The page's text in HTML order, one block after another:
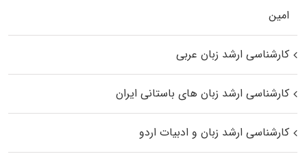
اﻣﻴﻦ
کارشناسی ارشد زبان عربی
کارشناسی ارشد زبان‌ های باستانی ایران
کارشناسی ارشد زبان و ادبیات اردو